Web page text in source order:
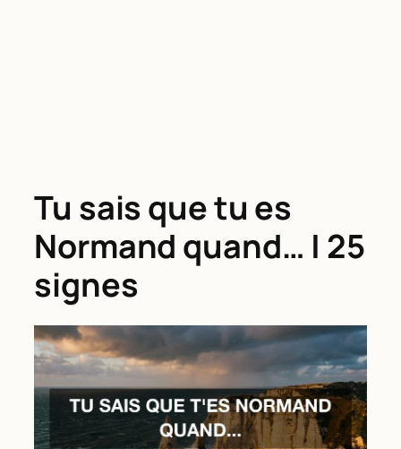
Tu sais que tu es
Normand quand… | 25
signes